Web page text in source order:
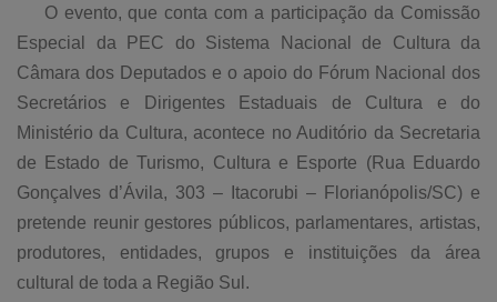
O evento, que conta com a participação da Comissão
Especial da PEC do Sistema Nacional de Cultura da
Câmara dos Deputados e o apoio do Fórum Nacional dos
Secretários e Dirigentes Estaduais de Cultura e do
Ministério da Cultura, acontece no Auditório da Secretaria
de Estado de Turismo, Cultura e Esporte (Rua Eduardo
Gonçalves d’Ávila, 303 – Itacorubi – Florianópolis/SC) e
pretende reunir gestores públicos, parlamentares, artistas,
produtores, entidades, grupos e instituições da área
cultural de toda a Região Sul.